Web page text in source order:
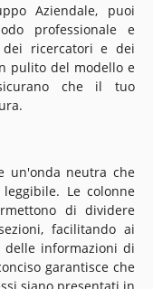
Aziendale, puoi
professionale e
dei ricercatori e dei
pulito del modello e
che il tuo
un'onda neutra che
Le colonne
di dividere
facilitando ai
delle informazioni di
garantisce che
siano presentati in